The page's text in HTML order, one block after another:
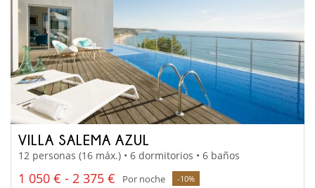
VILLA SALEMA AZUL
12 personas (16 máx.) • 6 dormitorios • 6 baños
1 050 € - 2 375 € Por noche -10%